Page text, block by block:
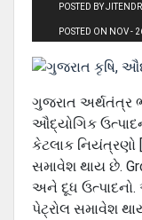
POSTED BY
POSTED ON NOV -
ગુજરાત અર્થતંત્ર
ઔદ્યોગિક
કેટલાક નિયંત્રણો
સમાવેશ થાય છે.
અને દૂધ
પેટ્રોલ સમાવેશ